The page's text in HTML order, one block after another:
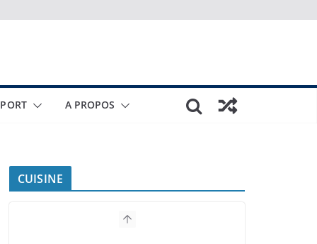
A PROPOS
CUISINE